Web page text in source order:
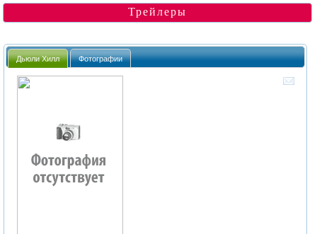
Трейлеры
Дьюли Хилл Фотографии